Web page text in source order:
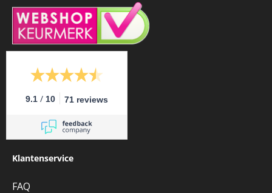
9.1 / 10 71 reviews
Klantenservice
FAQ